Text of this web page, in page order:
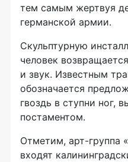
тем самым жертвуя
германской армии.
Скульптурную
человек
и звук. Известным
обозначается
гвоздь в ступни ног,
постаментом.
Отметим, арт-группа
входят